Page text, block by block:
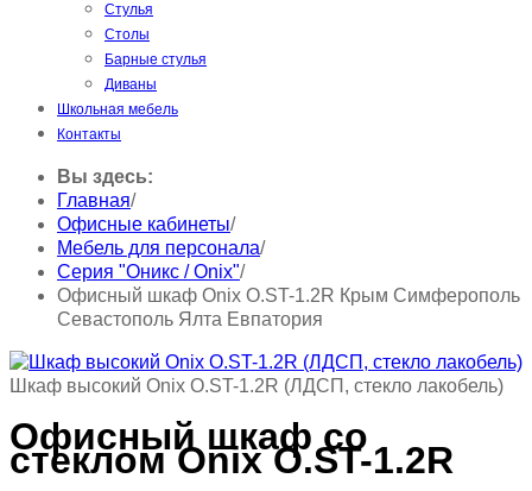
Стулья
Столы
Барные стулья
Диваны
Школьная мебель
Контакты
Вы здесь:
Главная/
Офисные кабинеты/
Мебель для персонала/
Серия "Оникс / Onix"/
Офисный шкаф Onix O.ST-1.2R Крым Симферополь
Севастополь Ялта Евпатория
Шкаф высокий Onix O.ST-1.2R (ЛДСП, стекло лакобель)
Офисный шкаф со
стеклом Onix O.ST-1.2R